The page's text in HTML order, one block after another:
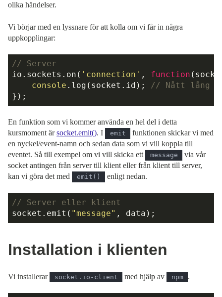
olika händelser.
Vi börjar med en lyssnare för att kolla om vi får in några
uppkopplingar:
// Server
io.sockets.on( 'connection' , function (
console .log(socket.id); // Nått lång
En funktion som vi kommer använda en hel del i detta
kursmoment ärsocket.emit(). I emit
funktionen skickar vi med
en nyckel/event-namn och sedan data som vi vill koppla till
eventet. Så till exempel om vi vill skicka ett
message
via vår
socket antingen från server till klient eller från klient till server,
kan vi göra det med
emit() enligt nedan.
// Server eller klient
socket.emit( "message"
Installation i klienten
Vi installerar socket.io-client med hjälp av npm .